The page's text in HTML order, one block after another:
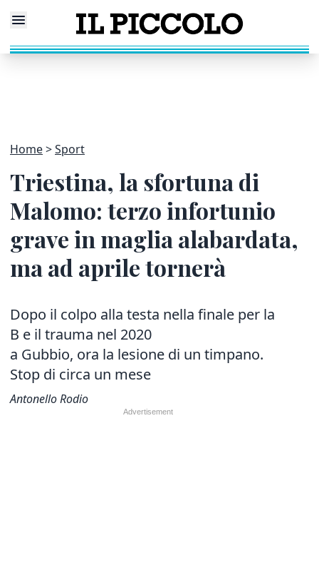
Home Sport
Triestina, la sfortuna di
Malomo: terzo infortunio
grave in maglia alabardata,
ma ad aprile tornerà
Dopo il colpo alla testa nella finale per la
B e il trauma nel 2020
a Gubbio, ora la lesione di un timpano.
Stop di circa un mese
Antonello Rodio